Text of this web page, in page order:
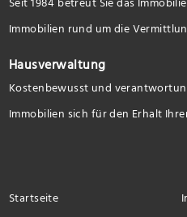
Immobilien rund um die
Hausverwaltung
Kostenbewusst und
Immobilien sich für den Erhalt
Startseite